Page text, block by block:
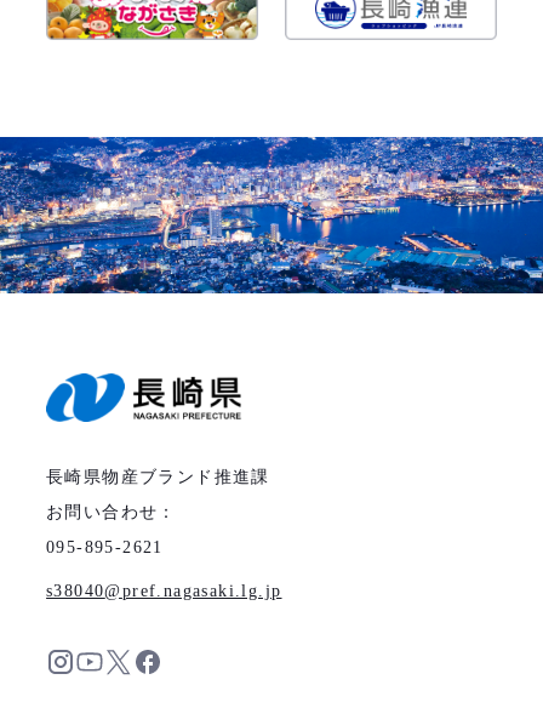
長崎県物産ブランド推進課
お問い合わせ：
095-895-2621
s38040 pref.nagasaki.lg.jp